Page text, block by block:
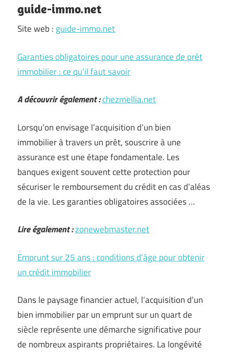
guide-immo.net
Site web : guide-immo.net
Garanties obligatoires pour une assurance de prêt
immobilier : ce qu’il faut savoir
A découvrir également :chezmellia.net
Lorsqu’on envisage l’acquisition d’un bien
immobilier à travers un prêt, souscrire à une
assurance est une étape fondamentale. Les
banques exigent souvent cette protection pour
sécuriser le remboursement du crédit en cas d’aléas
de la vie. Les garanties obligatoires associées …
Lire également :zonewebmaster.net
Emprunt sur 25 ans : conditions d’âge pour obtenir
un crédit immobilier
Dans le paysage financier actuel, l’acquisition d’un
bien immobilier par un emprunt sur un quart de
siècle représente une démarche significative pour
de nombreux aspirants propriétaires. La longévité